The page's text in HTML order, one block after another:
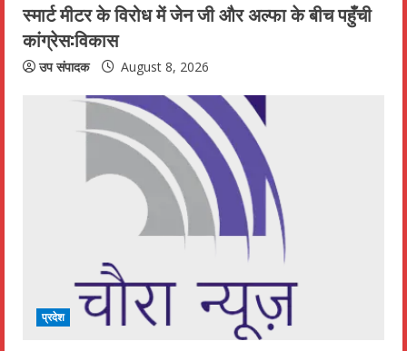
स्मार्ट मीटर के विरोध में जेन जी और अल्फा के बीच पहुँची
कांग्रेस:विकास
उप संपादक August 8, 2026
प्रदेश